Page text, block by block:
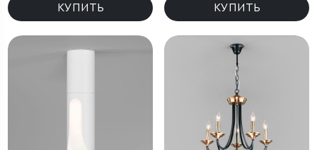
КУПИТЬ КУПИТЬ